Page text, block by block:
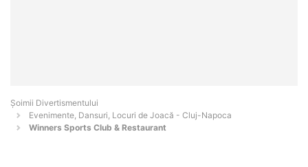
Şoimii Divertismentului
Evenimente, Dansuri, Locuri de Joacă - Cluj-Napoca
Winners Sports Club & Restaurant